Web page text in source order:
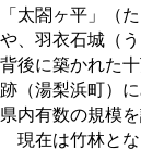
「太閤ヶ平」（
や、羽衣石城（
背後に築かれた
跡（湯梨浜町）
県内有数の規模を
現在は竹林とな